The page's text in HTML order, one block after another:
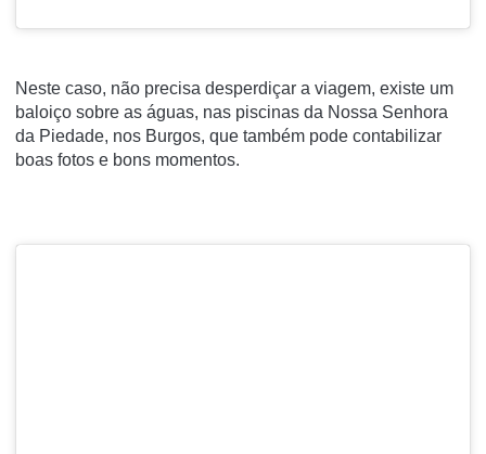
Neste caso, não precisa desperdiçar a viagem, existe um
baloiço sobre as águas, nas piscinas da Nossa Senhora
da Piedade, nos Burgos, que também pode contabilizar
boas fotos e bons momentos.